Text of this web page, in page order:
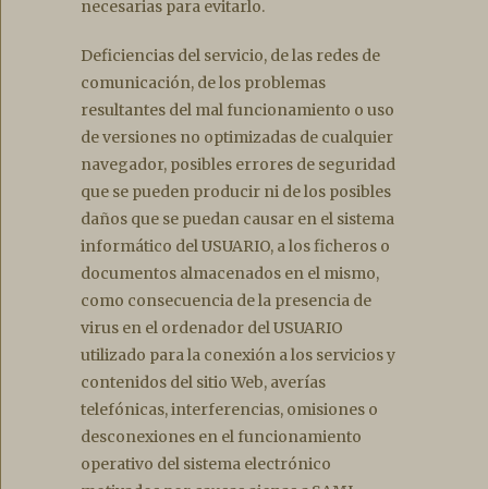
necesarias para evitarlo.
Deficiencias del servicio, de las redes de
comunicación, de los problemas
resultantes del mal funcionamiento o uso
de versiones no optimizadas de cualquier
navegador, posibles errores de seguridad
que se pueden producir ni de los posibles
daños que se puedan causar en el sistema
informático del USUARIO, a los ficheros o
documentos almacenados en el mismo,
como consecuencia de la presencia de
virus en el ordenador del USUARIO
utilizado para la conexión a los servicios y
contenidos del sitio Web, averías
telefónicas, interferencias, omisiones o
desconexiones en el funcionamiento
operativo del sistema electrónico